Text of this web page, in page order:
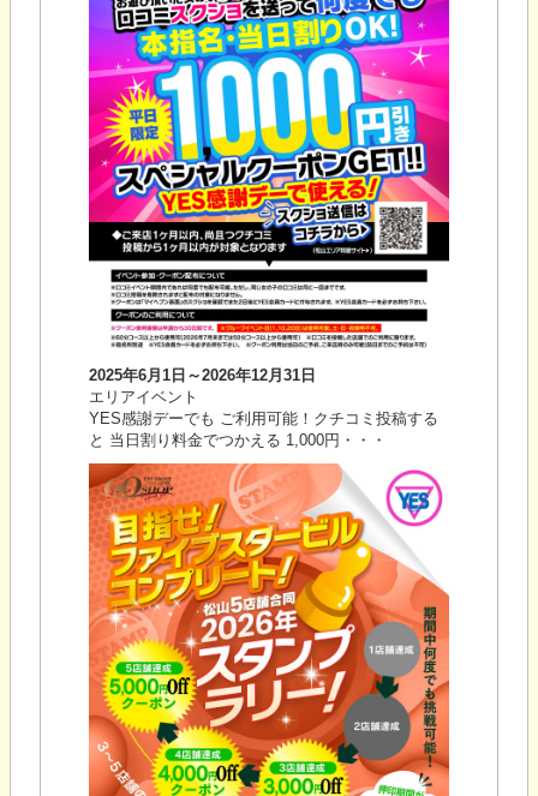
2025年6月1日～2026年12月31日
エリアイベント
YES感謝デーでも ご利用可能！クチコミ投稿する
と 当日割り料金でつかえる 1,000円・・・